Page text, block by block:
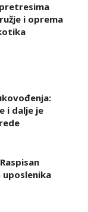
pretresima
i oprema
i dalje je
uposlenika